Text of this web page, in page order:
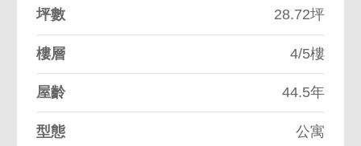
坪數 28.72坪
樓層 4/5樓
屋齡 44.5年
型態 公寓